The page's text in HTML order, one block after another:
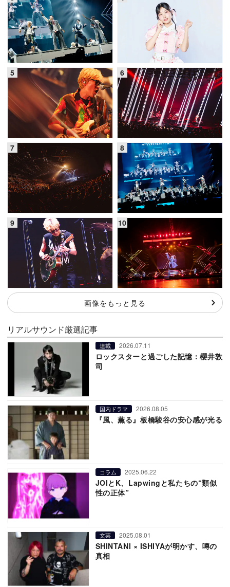
画像をもっと見る
リアルサウンド厳選記事
連載 2026.07.11
ロックスターと過ごした記憶：櫻井敦
司
国内ドラマ 2026.08.05
『風、薫る』板橋駿谷の安心感が光る
コラム 2025.06.22
JOIとK、Lapwingと私たちの“類似
性の正体”
文芸 2025.08.01
SHINTANI × ISHIYAが明かす、噂の
真相